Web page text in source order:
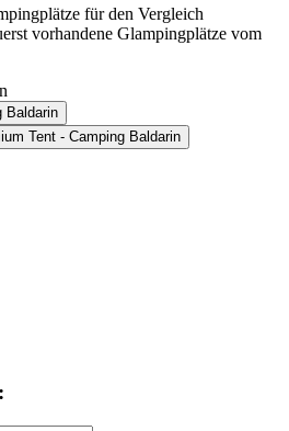
für den Vergleich
vorhandene Glampingplätze vom